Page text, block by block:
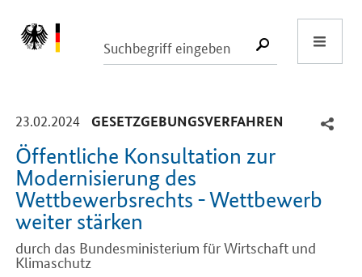
SUCHE
23.02.2024 -
GESETZGEBUNGSVERFAHREN
Öffentliche Konsultation zur
Modernisierung des
Wettbewerbsrechts - Wettbewerb
weiter stärken
durch das Bundesministerium für Wirtschaft und
Klimaschutz